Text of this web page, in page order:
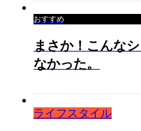
おすすめ
まさか！こんな
なかった。
ライフスタイル